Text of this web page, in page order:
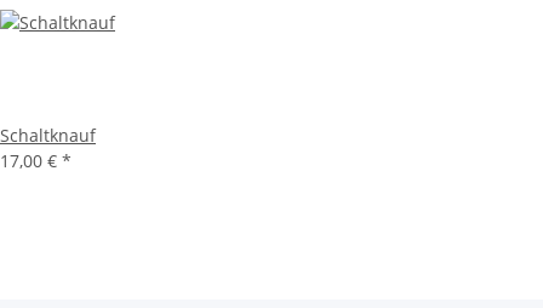
Schaltknauf
17,00 € *